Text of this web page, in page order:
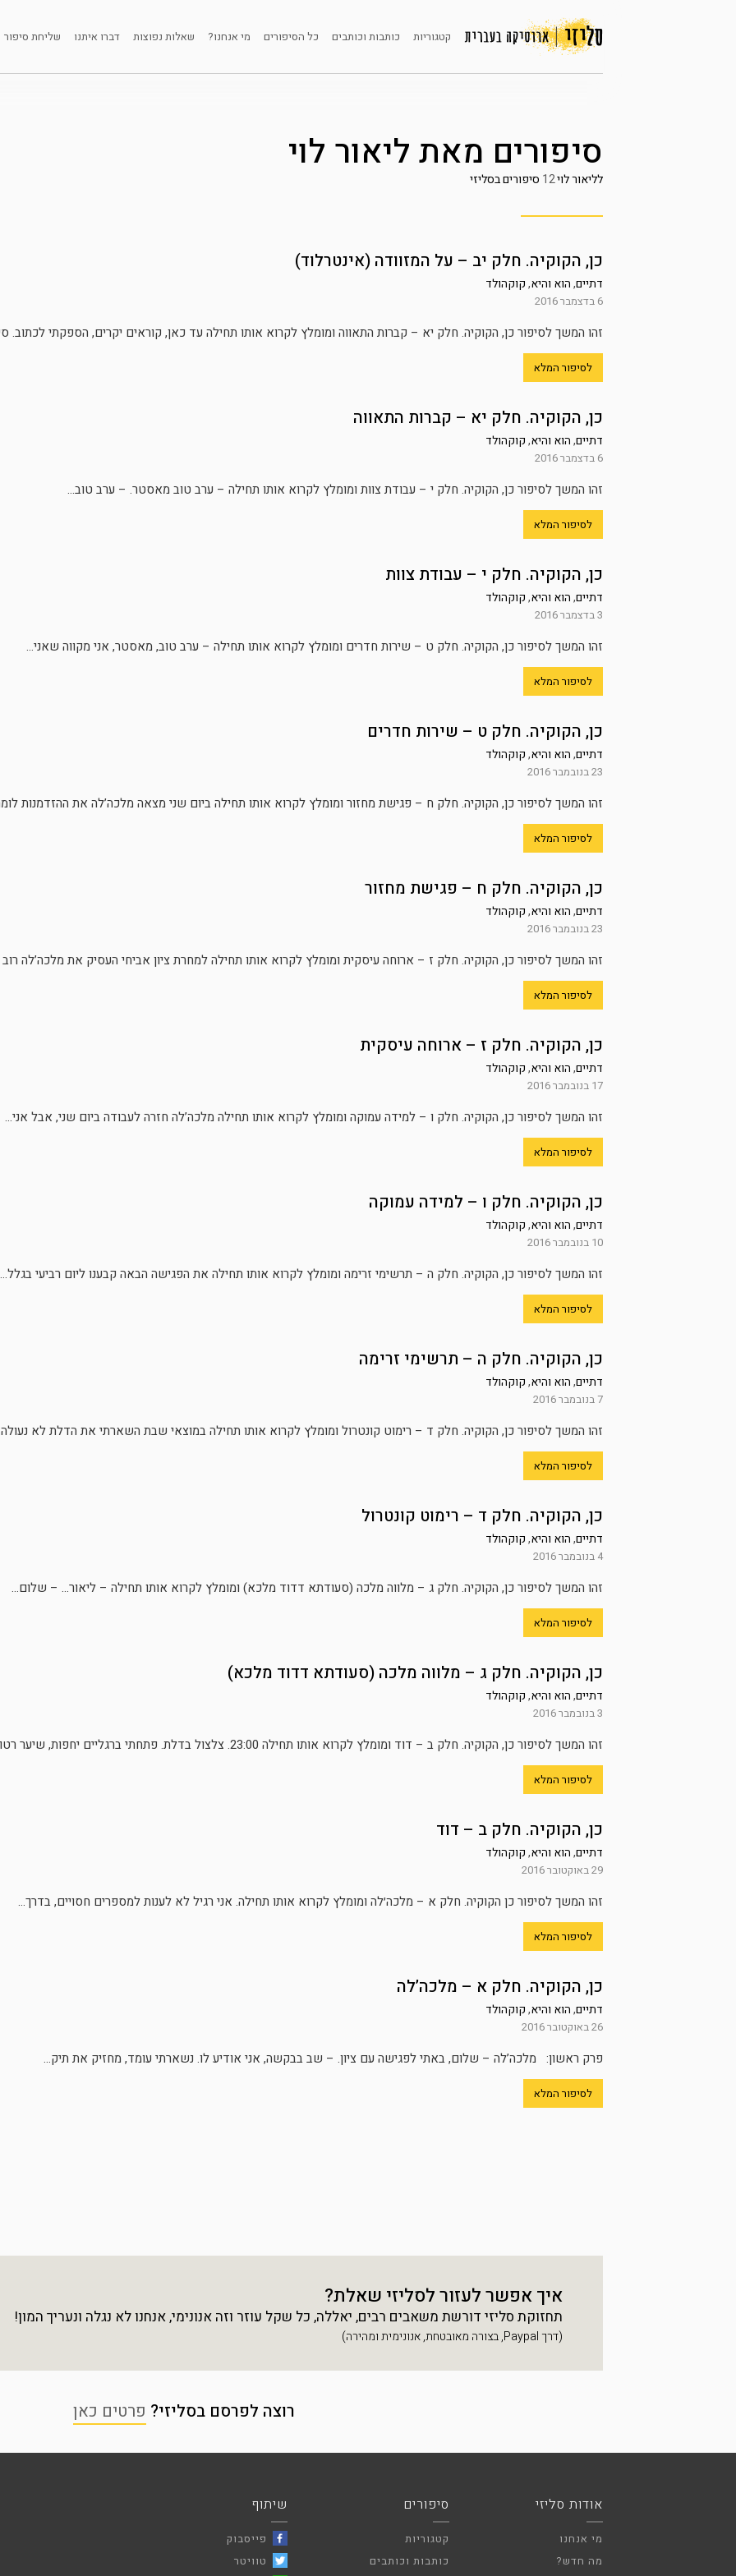
קטגוריות כותבות וכותבים כל הסיפורים מי אנחנו? שאלות נפוצות דברו איתנו שליחת סיפור
סיפורים מאת ליאור לוי
לליאור לוי12 סיפורים בסליזי
כן, הקוקיה. חלק יב – על המזוודה (אינטרלוד)
דתיים,הוא והיא,קוקהולד
6 בדצמבר 2016
זהו המשך לסיפור כן, הקוקיה. חלק יא – קברות התאווה ומומלץ לקרוא אותו תחילה עד כאן, קוראים יקרים, הספקתי לכתוב.
לסיפור המלא
כן, הקוקיה. חלק יא – קברות התאווה
דתיים,הוא והיא,קוקהולד
6 בדצמבר 2016
זהו המשך לסיפור כן, הקוקיה. חלק י – עבודת צוות ומומלץ לקרוא אותו תחילה – ערב טוב מאסטר. – ערב טוב...
לסיפור המלא
כן, הקוקיה. חלק י – עבודת צוות
דתיים,הוא והיא,קוקהולד
3 בדצמבר 2016
זהו המשך לסיפור כן, הקוקיה. חלק ט – שירות חדרים ומומלץ לקרוא אותו תחילה – ערב טוב, מאסטר, אני מקווה שאני...
לסיפור המלא
כן, הקוקיה. חלק ט – שירות חדרים
דתיים,הוא והיא,קוקהולד
23 בנובמבר 2016
זהו המשך לסיפור כן, הקוקיה. חלק ח – פגישת מחזור ומומלץ לקרוא אותו תחילה ביום שני מצאה מלכה’לה את ההזדמנות
לסיפור המלא
כן, הקוקיה. חלק ח – פגישת מחזור
דתיים,הוא והיא,קוקהולד
23 בנובמבר 2016
זהו המשך לסיפור כן, הקוקיה. חלק ז – ארוחה עיסקית ומומלץ לקרוא אותו תחילה למחרת ציון אביחי העסיק את מלכה’לה רוב
לסיפור המלא
כן, הקוקיה. חלק ז – ארוחה עיסקית
דתיים,הוא והיא,קוקהולד
17 בנובמבר 2016
זהו המשך לסיפור כן, הקוקיה. חלק ו – למידה עמוקה ומומלץ לקרוא אותו תחילה מלכה’לה חזרה לעבודה ביום שני, אבל אני...
לסיפור המלא
כן, הקוקיה. חלק ו – למידה עמוקה
דתיים,הוא והיא,קוקהולד
10 בנובמבר 2016
זהו המשך לסיפור כן, הקוקיה. חלק ה – תרשימי זרימה ומומלץ לקרוא אותו תחילה את הפגישה הבאה קבענו ליום רביעי בגלל...
לסיפור המלא
כן, הקוקיה. חלק ה – תרשימי זרימה
דתיים,הוא והיא,קוקהולד
7 בנובמבר 2016
זהו המשך לסיפור כן, הקוקיה. חלק ד – רימוט קונטרול ומומלץ לקרוא אותו תחילה במוצאי שבת השארתי את הדלת לא
לסיפור המלא
כן, הקוקיה. חלק ד – רימוט קונטרול
דתיים,הוא והיא,קוקהולד
4 בנובמבר 2016
זהו המשך לסיפור כן, הקוקיה. חלק ג – מלווה מלכה (סעודתא דדוד מלכא) ומומלץ לקרוא אותו תחילה – ליאור… – שלום...
לסיפור המלא
כן, הקוקיה. חלק ג – מלווה מלכה (סעודתא דדוד מלכא)
דתיים,הוא והיא,קוקהולד
3 בנובמבר 2016
זהו המשך לסיפור כן, הקוקיה. חלק ב – דוד ומומלץ לקרוא אותו תחילה 23:00. צלצול בדלת. פתחתי ברגליים יחפות, שיער רטוב,...
לסיפור המלא
כן, הקוקיה. חלק ב – דוד
דתיים,הוא והיא,קוקהולד
29 באוקטובר 2016
זהו המשך לסיפור כן הקוקיה. חלק א – מלכה׳לה ומומלץ לקרוא אותו תחילה. אני רגיל לא לענות למספרים חסויים, בדרך...
לסיפור המלא
כן, הקוקיה. חלק א – מלכה’לה
דתיים,הוא והיא,קוקהולד
26 באוקטובר 2016
פרק ראשון: מלכה’לה – שלום, באתי לפגישה עם ציון. – שב בבקשה, אני אודיע לו. נשארתי עומד, מחזיק את תיק...
לסיפור המלא
איך אפשר לעזור לסליזי שאלת?
תחזוקת סליזי דורשת משאבים רבים, יאללה, כל שקל עוזר וזה אנונימי, אנחנו לא נגלה ונעריך המון!
(דרך Paypal, בצורה מאובטחת, אנונימית ומהירה)
רוצה לפרסם בסליזי? פרטים כאן
אודות סליזי
מי אנחנו
מה חדש?
סיפורים
קטגוריות
כותבות וכותבים
שיתוף
פייסבוק
טוויטר